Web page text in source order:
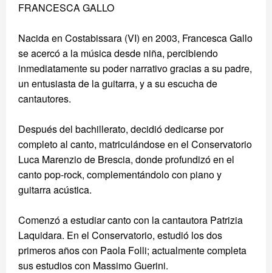
FRANCESCA GALLO
Nacida en Costabissara (VI) en 2003, Francesca Gallo
se acercó a la música desde niña, percibiendo
inmediatamente su poder narrativo gracias a su padre,
un entusiasta de la guitarra, y a su escucha de
cantautores.
Después del bachillerato, decidió dedicarse por
completo al canto, matriculándose en el Conservatorio
Luca Marenzio de Brescia, donde profundizó en el
canto pop-rock, complementándolo con piano y
guitarra acústica.
Comenzó a estudiar canto con la cantautora Patrizia
Laquidara. En el Conservatorio, estudió los dos
primeros años con Paola Folli; actualmente completa
sus estudios con Massimo Guerini.